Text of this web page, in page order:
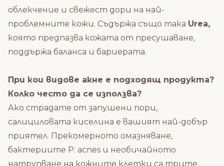
облекчение и свежест дори на най-
проблемните кожи. Съдържа също така Urea,
която предпазва кожата от пресушаване,
поддържа баланса и бариерата.
При кои видове акне е подходящ продукта?
Колко често да се използва?
Ако страдате от запушени пори,
салициловата киселина е вашият най-добър
приятел. Прекомерното омазняване,
бактериите P. acnes и необичайното
натрупване на кожните клетки са трите